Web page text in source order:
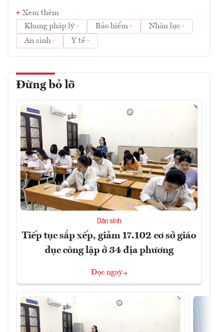
Xem thêm
Khung pháp lý
Bảo hiểm
Nhân lực
An sinh
Y tế
Đừng bỏ lỡ
Dân sinh
Tiếp tục sắp xếp, giảm 17.102 cơ sở giáo
dục công lập ở 34 địa phương
Đọc ngay